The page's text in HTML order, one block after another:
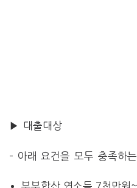
▶ 대출대상
– 아래 요건을 모두 충족하